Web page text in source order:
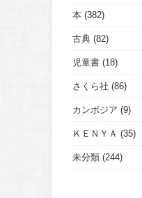
本 (382)
古典 (82)
児童書 (18)
さくら社 (86)
カンボジア (9)
ＫＥＮＹＡ (35)
未分類 (244)